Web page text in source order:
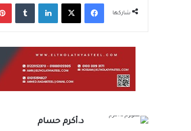
شاركها
فيسبوك‫X لينكدإن
د.أكرم حسام